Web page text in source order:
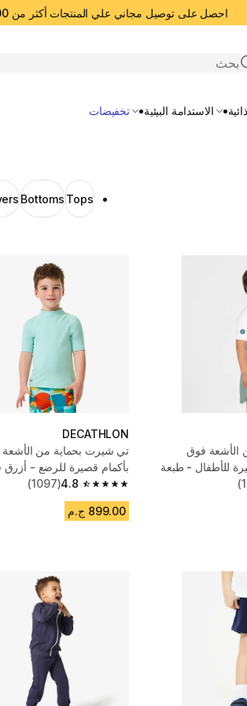
احصل على توصيل مجاني علي المنتجات أكثر من 2000 جنيه، لفترة محدودة 🔥
Open
الاستدامة البيئية تخفيضات
Tops
Bottoms
الأشعة فوق
للأطفال - طبعة
DECATHLON
تي شيرت بحماية من الأشعة
بأكمام قصيرة للرضع - أزرق
4.8
4.8 out of 5 stars from 1097 reviews
(1097)
899.00 ج.م